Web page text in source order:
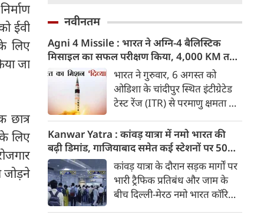
ईवी
लिए
जा
छात्र
लिए
जोड़ने
नवीनतम
Agni 4 Missile : भारत ने अग्नि-4 बैलिस्टिक
मिसाइल का सफल परीक्षण किया, 4,000 KM तक
मारक क्षमता
भारत ने गुरुवार, 6 अगस्त को
ओडिशा के चांदीपुर स्थित इंटीग्रेटेड
टेस्ट रेंज (ITR) से परमाणु क्षमता से
मिसाइल अग्नि-4 का सफल परीक्षण
किया। रक्षा मंत्रालय के मुताबिक, यह
परीक्षण स्ट्रैटेजिक फोर्सेज कमांड
(SFC) और रक्षा अनुसंधान एवं
विकास संगठन (DRDO) की ओर से
किया गया।
Kanwar Yatra : कांवड़ यात्रा में नमो भारत की
बढ़ी डिमांड, गाजियाबाद समेत कई स्टेशनों पर 50%
तक बढ़ी यात्रियों की संख्याकांवड़ यात्रा के दौरान सड़क मार्गों पर
भारी ट्रैफिक प्रतिबंध और जाम के
बीच दिल्ली-मेरठ नमो भारत कॉरिडोर